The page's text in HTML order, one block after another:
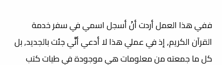
ففي هذا العمل أردت أنْ أسجل اسمي في سفر خدمة
القرآن الكريم, إذ في عملي هذا لا أدعي أنَّي جئت بالجديد, بل
كل ما جمعته من معلومات هي موجودة في طيات كتب